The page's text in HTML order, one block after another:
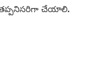
తప్పనిసరిగా చేయాలి.